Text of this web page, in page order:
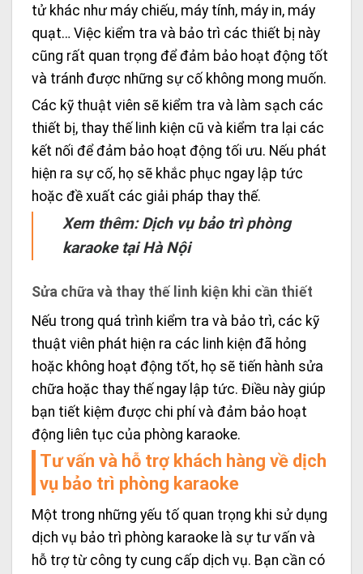
tử khác như máy chiếu, máy tính, máy in, máy
quạt… Việc kiểm tra và bảo trì các thiết bị này
cũng rất quan trọng để đảm bảo hoạt động tốt
và tránh được những sự cố không mong muốn.
Các kỹ thuật viên sẽ kiểm tra và làm sạch các
thiết bị, thay thế linh kiện cũ và kiểm tra lại các
kết nối để đảm bảo hoạt động tối ưu. Nếu phát
hiện ra sự cố, họ sẽ khắc phục ngay lập tức
hoặc đề xuất các giải pháp thay thế.
Xem thêm:Dịch vụ bảo trì phòng
karaoke tại Hà Nội
Sửa chữa và thay thế linh kiện khi cần thiết
Nếu trong quá trình kiểm tra và bảo trì, các kỹ
thuật viên phát hiện ra các linh kiện đã hỏng
hoặc không hoạt động tốt, họ sẽ tiến hành sửa
chữa hoặc thay thế ngay lập tức. Điều này giúp
bạn tiết kiệm được chi phí và đảm bảo hoạt
động liên tục của phòng karaoke.
Tư vấn và hỗ trợ khách hàng về dịch
vụ bảo trì phòng karaoke
Một trong những yếu tố quan trọng khi sử dụng
dịch vụ bảo trì phòng karaoke là sự tư vấn và
hỗ trợ từ công ty cung cấp dịch vụ. Bạn cần có